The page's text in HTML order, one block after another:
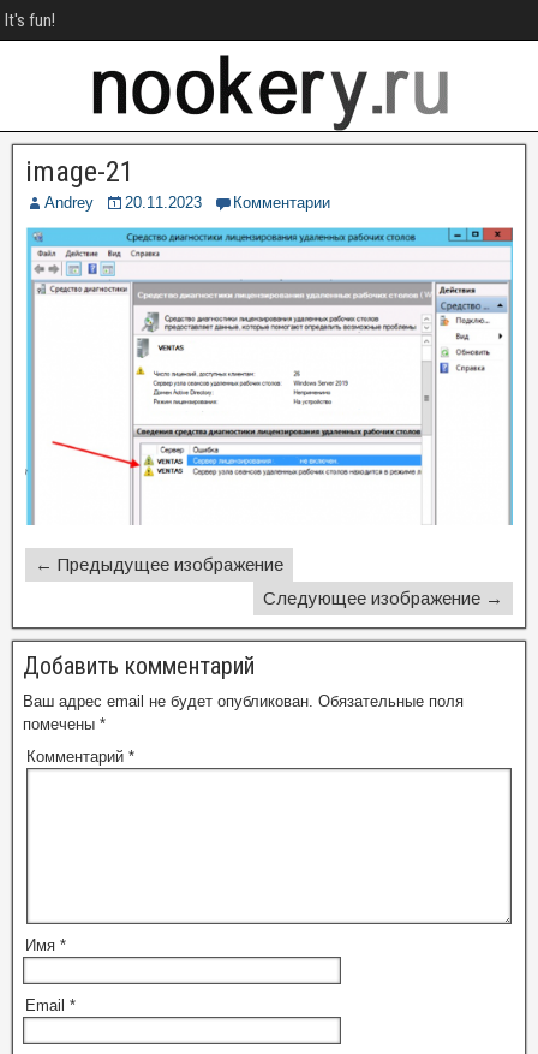
It's fun!
image-21
Andrey 20.11.2023 Комментарии
← Предыдущее изображение
Следующее изображение →
Добавить комментарий
Ваш адрес email не будет опубликован. Обязательные поля
помечены *
Комментарий *
Имя *
Email *